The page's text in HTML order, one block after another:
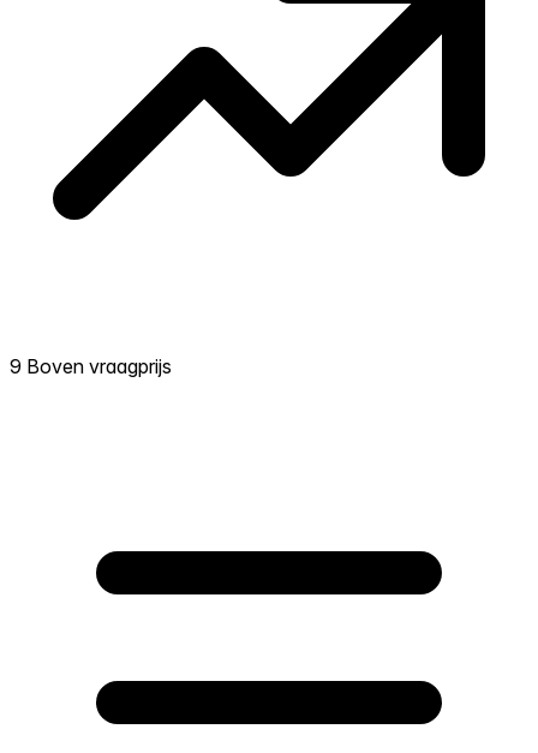
9 Boven vraagprijs